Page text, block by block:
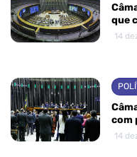
que
14
com
14